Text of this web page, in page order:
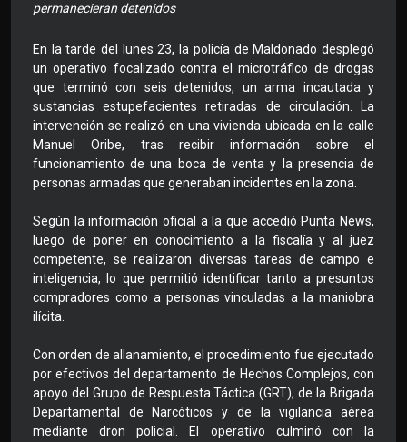
permanecieran detenidos
En la tarde del lunes 23, la policía de Maldonado desplegó
un operativo focalizado contra el microtráfico de drogas
que terminó con seis detenidos, un arma incautada y
sustancias estupefacientes retiradas de circulación. La
intervención se realizó en una vivienda ubicada en la calle
Manuel Oribe, tras recibir información sobre el
funcionamiento de una boca de venta y la presencia de
personas armadas que generaban incidentes en la zona.
Según la información oficial a la que accedió Punta News,
luego de poner en conocimiento a la fiscalía y al juez
competente, se realizaron diversas tareas de campo e
inteligencia, lo que permitió identificar tanto a presuntos
compradores como a personas vinculadas a la maniobra
ilícita.
Con orden de allanamiento, el procedimiento fue ejecutado
por efectivos del departamento de Hechos Complejos, con
apoyo del Grupo de Respuesta Táctica (GRT), de la Brigada
Departamental de Narcóticos y de la vigilancia aérea
mediante dron policial. El operativo culminó con la